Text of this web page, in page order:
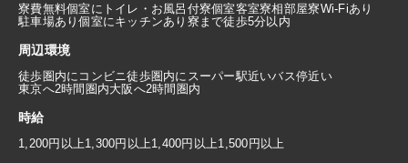
寮費無料個室にトイレ・お風呂付寮個室客室寮相部屋寮Wi-Fiあり
駐車場あり個室にキッチンあり 寮まで徒歩5分以内
周辺環境
徒歩圏内にコンビニ徒歩圏内にスーパー駅近いバス停近い
東京へ2時間圏内大阪へ2時間圏内
時給
1,200円以上1,300円以上1,400円以上1,500円以上